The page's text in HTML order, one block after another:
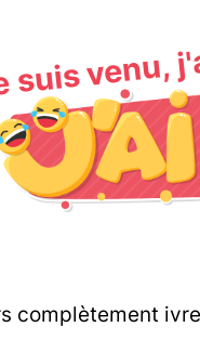
suis venu,
complètement